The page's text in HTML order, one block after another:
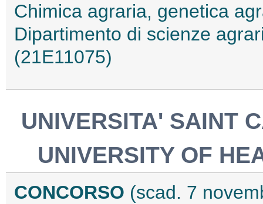
Chimica agraria, genetica
Dipartimento di scienze
(21E11075)
UNIVERSITA' SAINT
UNIVERSITY OF
CONCORSO (scad. 7